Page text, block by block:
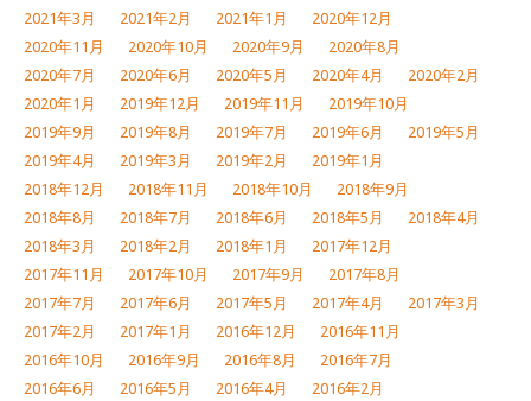
2021年3月
2021年2月 2021年1月
2020年12月
2020年11月
2020年10月 2020年9月
2020年8月
2020年7月
2020年6月 2020年5月 2020年4月
2020年2月
2020年1月
2019年12月 2019年11月
2019年10月
2019年9月
2019年8月 2019年7月 2019年6月
2019年5月
2019年4月
2019年3月 2019年2月
2019年1月
2018年12月
2018年11月 2018年10月
2018年9月
2018年8月
2018年7月 2018年6月 2018年5月
2018年4月
2018年3月
2018年2月 2018年1月
2017年12月
2017年11月
2017年10月 2017年9月
2017年8月
2017年7月
2017年6月 2017年5月 2017年4月
2017年3月
2017年2月
2017年1月 2016年12月
2016年11月
2016年10月
2016年9月 2016年8月
2016年7月
2016年6月
2016年5月 2016年4月
2016年2月